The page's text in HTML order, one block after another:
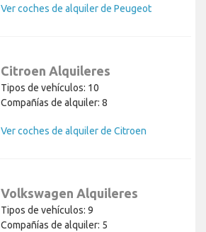
Ver coches de alquiler de Peugeot
Citroen Alquileres
Tipos de vehículos: 10
Compañías de alquiler: 8
Ver coches de alquiler de Citroen
Volkswagen Alquileres
Tipos de vehículos: 9
Compañías de alquiler: 5